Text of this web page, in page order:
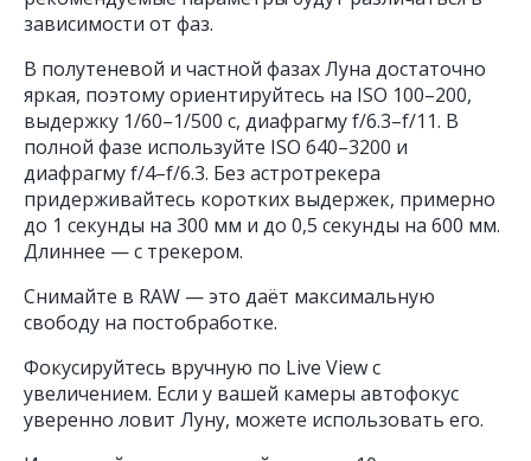
зависимости от фаз.
В полутеневой и частной фазах Луна достаточно
яркая, поэтому ориентируйтесь на ISO 100–200,
выдержку 1/60–1/500 с, диафрагму f/6.3–f/11. В
полной фазе используйте ISO 640–3200 и
диафрагму f/4–f/6.3. Без астротрекера
придерживайтесь коротких выдержек, примерно
до 1 секунды на 300 мм и до 0,5 секунды на 600 мм.
Длиннее — с трекером.
Снимайте в RAW — это даёт максимальную
свободу на постобработке.
Фокусируйтесь вручную по Live View с
увеличением. Если у вашей камеры автофокус
уверенно ловит Луну, можете использовать его.